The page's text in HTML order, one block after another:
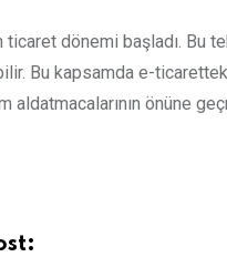
ticaret dönemi başladı. Bu
Bu kapsamda e-
aldatmacalarının önüne